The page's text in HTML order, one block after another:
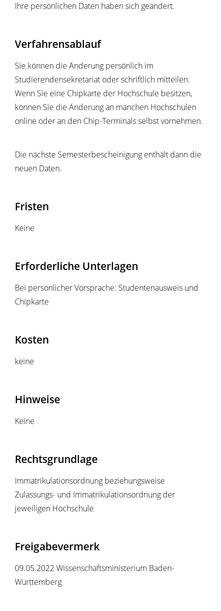
Ihre persönlichen Daten haben sich geändert.
Verfahrensablauf
Sie können die Änderung persönlich im
Studierendensekretariat oder schriftlich mitteilen.
Wenn Sie eine Chipkarte der Hochschule besitzen,
können Sie die Änderung an manchen Hochschulen
online oder an den Chip-Terminals selbst vornehmen.
Die nächste Semesterbescheinigung enthält dann die
neuen Daten.
Fristen
Keine
Erforderliche Unterlagen
Bei persönlicher Vorsprache: Studentenausweis und
Chipkarte
Kosten
keine
Hinweise
Keine
Rechtsgrundlage
Immatrikulationsordnung beziehungsweise
Zulassungs- und Immatrikulationsordnung der
jeweiligen Hochschule
Freigabevermerk
09.05.2022 Wissenschaftsministerium Baden-
Württemberg